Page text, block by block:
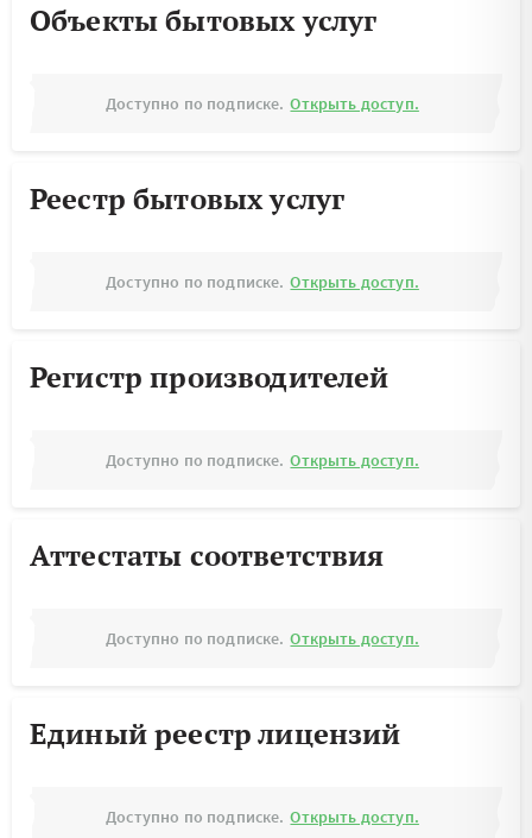
Объекты бытовых услуг
Доступно по подписке. Открыть доступ.
Реестр бытовых услуг
Доступно по подписке. Открыть доступ.
Регистр производителей
Доступно по подписке. Открыть доступ.
Аттестаты соответствия
Доступно по подписке. Открыть доступ.
Единый реестр лицензий
Доступно по подписке. Открыть доступ.